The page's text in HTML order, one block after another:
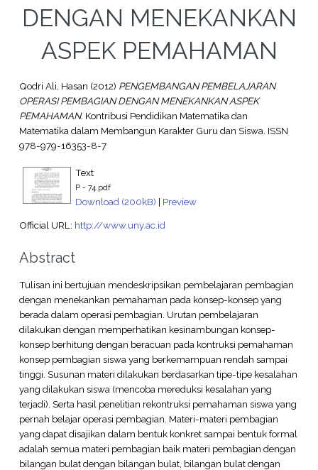
DENGAN MENEKANKAN
ASPEK PEMAHAMAN
Qodri Ali, Hasan (2012) PENGEMBANGAN PEMBELAJARAN
OPERASI PEMBAGIAN DENGAN MENEKANKAN ASPEK
PEMAHAMAN. Kontribusi Pendidikan Matematika dan
Matematika dalam Membangun Karakter Guru dan Siswa. ISSN
978-979-16353-8-7
Text
P - 74.pdf
Download (200kB) | Preview
Official URL: http://www.uny.ac.id
Abstract
Tulisan ini bertujuan mendeskripsikan pembelajaran pembagian
dengan menekankan pemahaman pada konsep-konsep yang
berada dalam operasi pembagian. Urutan pembelajaran
dilakukan dengan memperhatikan kesinambungan konsep-
konsep berhitung dengan beracuan pada kontruksi pemahaman
konsep pembagian siswa yang berkemampuan rendah sampai
tinggi. Susunan materi dilakukan berdasarkan tipe-tipe kesalahan
yang dilakukan siswa (mencoba mereduksi kesalahan yang
terjadi). Serta hasil penelitian rekontruksi pemahaman siswa yang
pernah belajar operasi pembagian. Materi-materi pembagian
yang dapat disajikan dalam bentuk konkret sampai bentuk formal
adalah semua materi pembagian baik materi pembagian dengan
bilangan bulat dengan bilangan bulat, bilangan bulat dengan